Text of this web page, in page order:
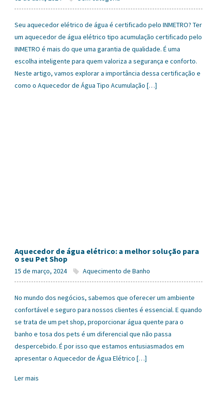
Seu aquecedor elétrico de água é certificado pelo INMETRO? Ter
um aquecedor de água elétrico tipo acumulação certificado pelo
INMETRO é mais do que uma garantia de qualidade. É uma
escolha inteligente para quem valoriza a segurança e conforto.
Neste artigo, vamos explorar a importância dessa certificação e
como o Aquecedor de Água Tipo Acumulação […]
Aquecedor de água elétrico: a melhor solução para
o seu Pet Shop
15 de março, 2024 Aquecimento de Banho
No mundo dos negócios, sabemos que oferecer um ambiente
confortável e seguro para nossos clientes é essencial. E quando
se trata de um pet shop, proporcionar água quente para o
banho e tosa dos pets é um diferencial que não passa
despercebido. É por isso que estamos entusiasmados em
apresentar o Aquecedor de Água Elétrico […]
Ler mais